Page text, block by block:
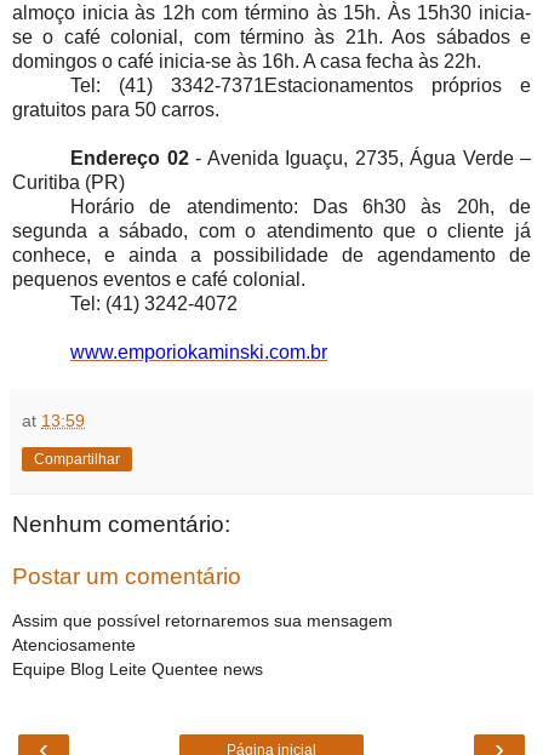
almoço inicia às 12h com término às 15h. Às 15h30 inicia-
se o café colonial, com término às 21h. Aos sábados e
domingos o café inicia-se às 16h. A casa fecha às 22h.
Tel: (41) 3342-7371Estacionamentos próprios e
gratuitos para 50 carros.
Endereço 02 - Avenida Iguaçu, 2735, Água Verde –
Curitiba (PR)
Horário de atendimento: Das 6h30 às 20h, de
segunda a sábado, com o atendimento que o cliente já
conhece, e ainda a possibilidade de agendamento de
pequenos eventos e café colonial.
Tel: (41) 3242-4072
www.emporiokaminski.com.br
at 13:59
Compartilhar
Nenhum comentário:
Postar um comentário
Assim que possível retornaremos sua mensagem
Atenciosamente
Equipe Blog Leite Quentee news
‹ ›
Página inicial